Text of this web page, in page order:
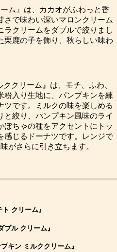
ム』は、カカオがふわっと香
さで味わい深いマロンクリーム
ラクリームをダブルで絞りまし
栗鹿の子を飾り、秋らしい味わ
クリーム』は、モチ、ふわ、
粉入り生地に、パンプキンを練
ツです。ミルクの味を楽しめる
と絞り、パンプキン風味のライ
ぼちゃの種をアクセントにトッ
感じるドーナツです。レンジで
がさらに引き立ちます。
クリーム』
ブル クリーム』
キン ミルククリーム』